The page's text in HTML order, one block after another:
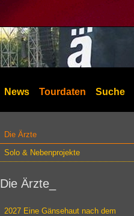
News Tourdaten Suche
Die Ärzte
Solo & Nebenprojekte
Die Ärzte_
2027 Eine Gänsehaut nach dem